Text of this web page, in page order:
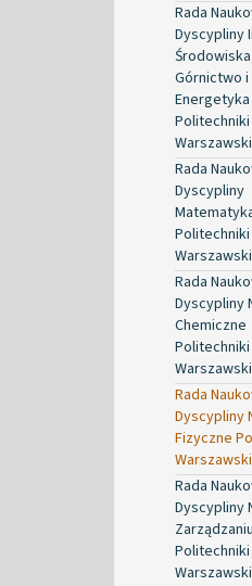
Rada
Dyscypliny
Górnictwo i
Energetyka
Politechniki
Rada
Dyscypliny
Politechniki
Rada
Dyscypliny
Chemiczne
Politechniki
Rada
Dyscypliny
Fizyczne
Rada
Dyscypliny
Politechniki